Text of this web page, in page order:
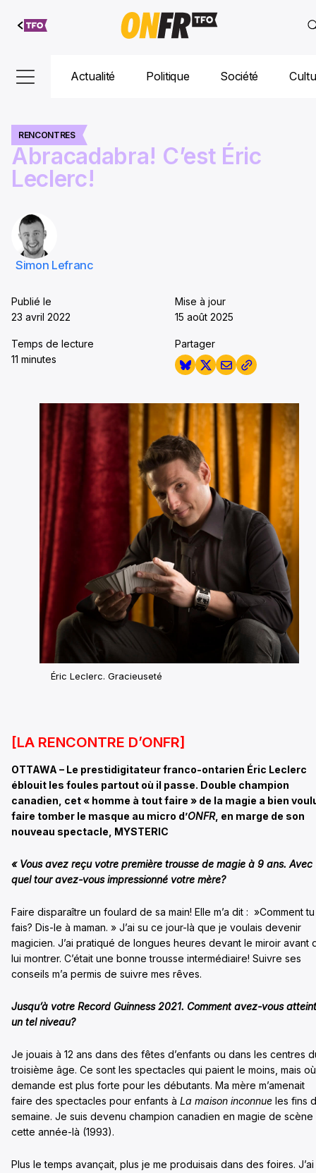
Aller au
contenu
Actualité Politique Société
RENCONTRES
Abracadabra! C’est Éric
Leclerc!
Simon Lefranc
Publié le
23 avril 2022
Mise à jour
15 août 2025
Temps de lecture
11 minutes
Partager
Éric Leclerc. Gracieuseté
[LA RENCONTRE D’ONFR]
OTTAWA – Le prestidigitateur franco-ontarien Éric Leclerc
éblouit les foules partout où il passe. Double champion
canadien, cet « homme à tout faire » de la magie a bien
faire tomber le masque au micro d’ONFR, en marge de son
nouveau spectacle, MYSTERIC
« Vous avez reçu votre première trousse de magie à 9 ans. Avec
quel tour avez-vous impressionné votre mère?
Faire disparaître un foulard de sa main! Elle m’a dit : »Comment tu
fais? Dis-le à maman. » J’ai su ce jour-là que je voulais devenir
magicien. J’ai pratiqué de longues heures devant le miroir avant
lui montrer. C’était une bonne trousse intermédiaire! Suivre ses
conseils m’a permis de suivre mes rêves.
Jusqu’à votre Record Guinness 2021. Comment avez-vous atteint
un tel niveau?
Je jouais à 12 ans dans des fêtes d’enfants ou dans les centres
troisième âge. Ce sont les spectacles qui paient le moins, mais
demande est plus forte pour les débutants. Ma mère m’amenait
faire des spectacles pour enfants à La maison inconnue les fins
semaine. Je suis devenu champion canadien en magie de scène
cette année-là (1993).
Plus le temps avançait, plus je me produisais dans des foires. J’ai